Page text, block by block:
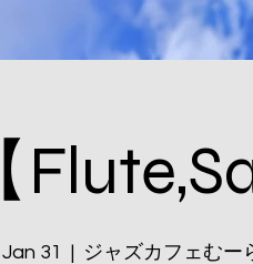
31
  |
ジャズカフェむー